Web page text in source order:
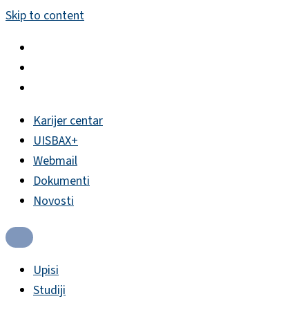
Skip to content
Karijer centar
UISBAX+
Webmail
Dokumenti
Novosti
Upisi
Studiji